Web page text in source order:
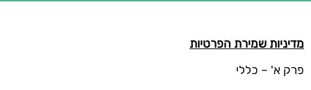
מדיניות שמירת הפרטיות
פרק א' – כללי